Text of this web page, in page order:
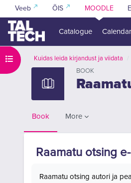
Skip to main content
Veeb ÕIS MOODLE
Catalogue Calendar
Open course indexKuidas leida kirjandust ja viidata
BOOK
Book More
Raamatu otsing
Raamatu otsing autori ja